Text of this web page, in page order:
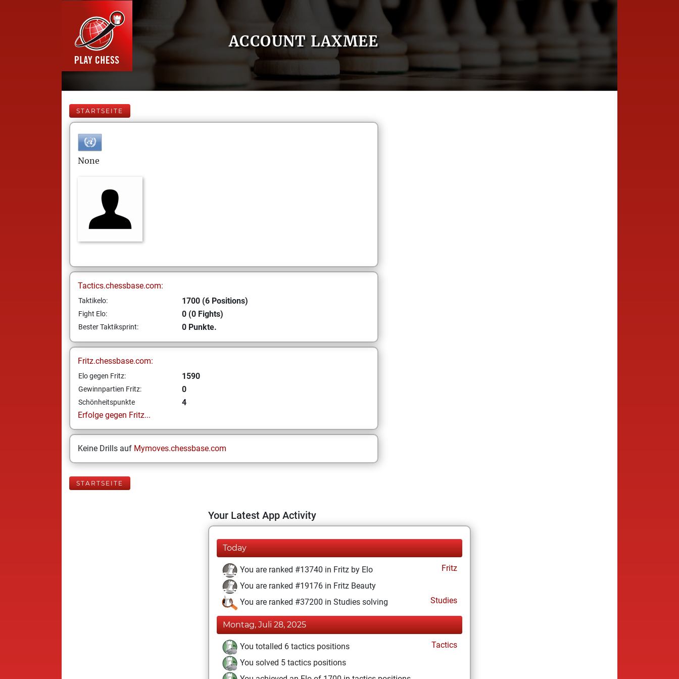
ACCOUNT LAXMEE
STARTSEITE
None
Tactics.chessbase.com:
Taktikelo: 1700 (6 Positions)
Fight Elo: 0 (0 Fights)
Bester Taktiksprint: 0 Punkte.
Fritz.chessbase.com:
Elo gegen Fritz: 1590
Gewinnpartien Fritz: 0
Schönheitspunkte
4
Erfolge gegen Fritz...
Keine Drills auf Mymoves.chessbase.com
STARTSEITE
Your Latest App Activity
Today
You are ranked #13740 in Fritz by Elo
Fritz
You are ranked #19176 in Fritz Beauty
You are ranked #37200 in Studies solving
Studies
Montag, Juli 28, 2025
You totalled 6 tactics positions
Tactics
You solved 5 tactics positions